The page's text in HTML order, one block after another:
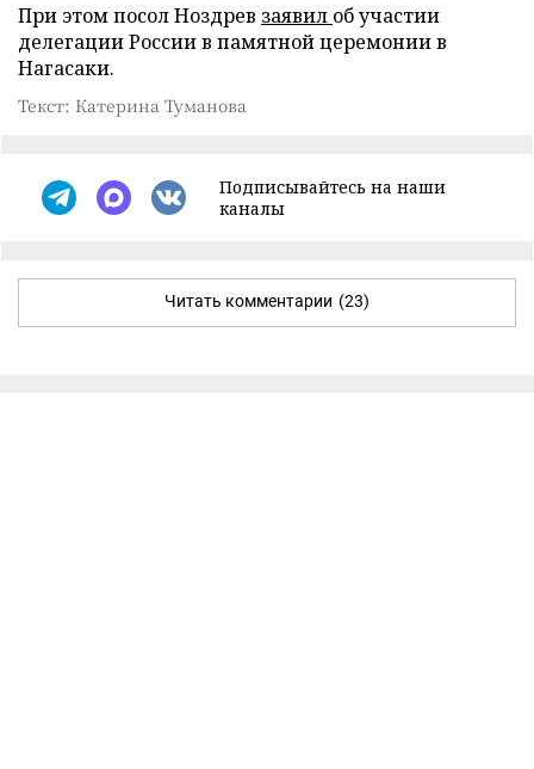
При этом посол Ноздрев заявил об участии
делегации России в памятной церемонии в
Нагасаки.
Текст: Катерина Туманова
Подписывайтесь на наши
каналы
Читать комментарии (23)